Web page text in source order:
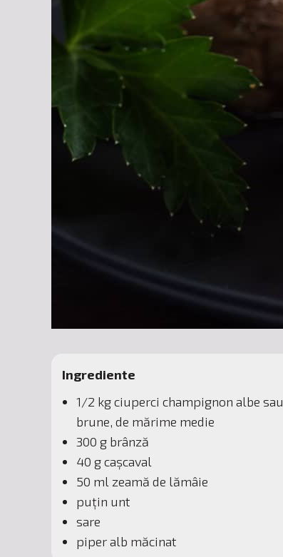
Ingrediente
1/2 kg ciuperci champignon albe sau
brune, de mărime medie
300 g brânză
40 g cașcaval
50 ml zeamă de lămâie
puțin unt
sare
piper alb măcinat